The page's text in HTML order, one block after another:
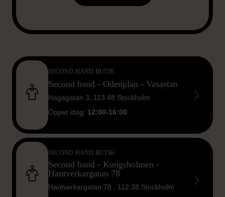
SECOND HAND BUTIK
Second hand - Odenplan - Vasastan
Hagagatan 3, 113 48 Stockholm
Öppet idag: 12:00-16:00
SECOND HAND BUTIK
Second hand - Kungsholmen -
Hantverkargatan 78
Hantverkargatan 78 , 112 38 Stockholm